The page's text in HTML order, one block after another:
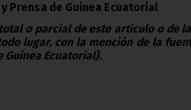
Prensa de Guinea Ecuatorial
o parcial de este artículo o de
lugar, con la mención de la
Guinea Ecuatorial).